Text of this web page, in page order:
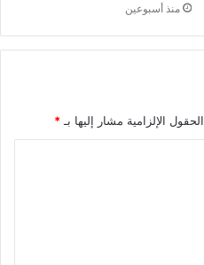
منذ أسبوعين
الحقول الإلزامية مشار إليها بـ*